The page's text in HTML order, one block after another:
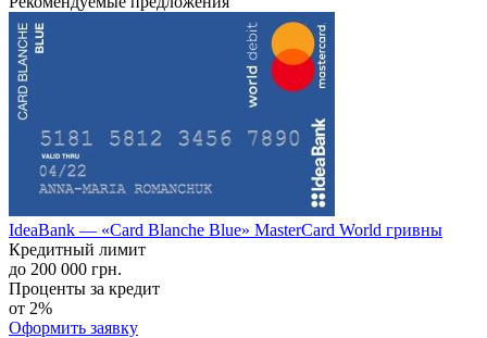
IdeaBank — «Card Blanche Blue» MasterCard World гривны
Кредитный лимит
до 200 000 грн.
Проценты за кредит
от 2%
Оформить заявку